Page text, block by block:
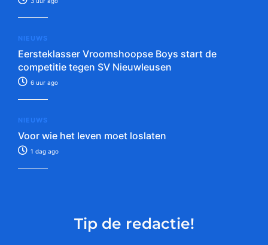
NIEUWS
Eersteklasser Vroomshoopse Boys start de
competitie tegen SV Nieuwleusen
6 uur ago
NIEUWS
Voor wie het leven moet loslaten
1 dag ago
Tip de redactie!